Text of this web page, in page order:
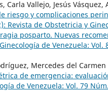
Carla Vallejo, Jesús
riesgo y complicaciones
Revista de Obstetricia y
posparto. Nuevas
de Venezuela:
Mercedes del
de emergencia:
de Venezuela: Vol. 79